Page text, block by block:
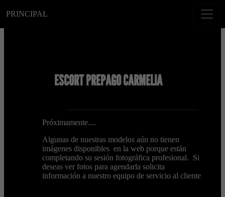
PRINCIPAL
ESCORT PREPAGO CARMELIA
Próximamente....
Algunas de nuestras modelos aún no tienen
imágenes disponibles en la web porque están
completando su sesión fotográfica profesional. Si
deseas ver fotos para agendarla solicita
información a nuestro equipo de servicio al cliente